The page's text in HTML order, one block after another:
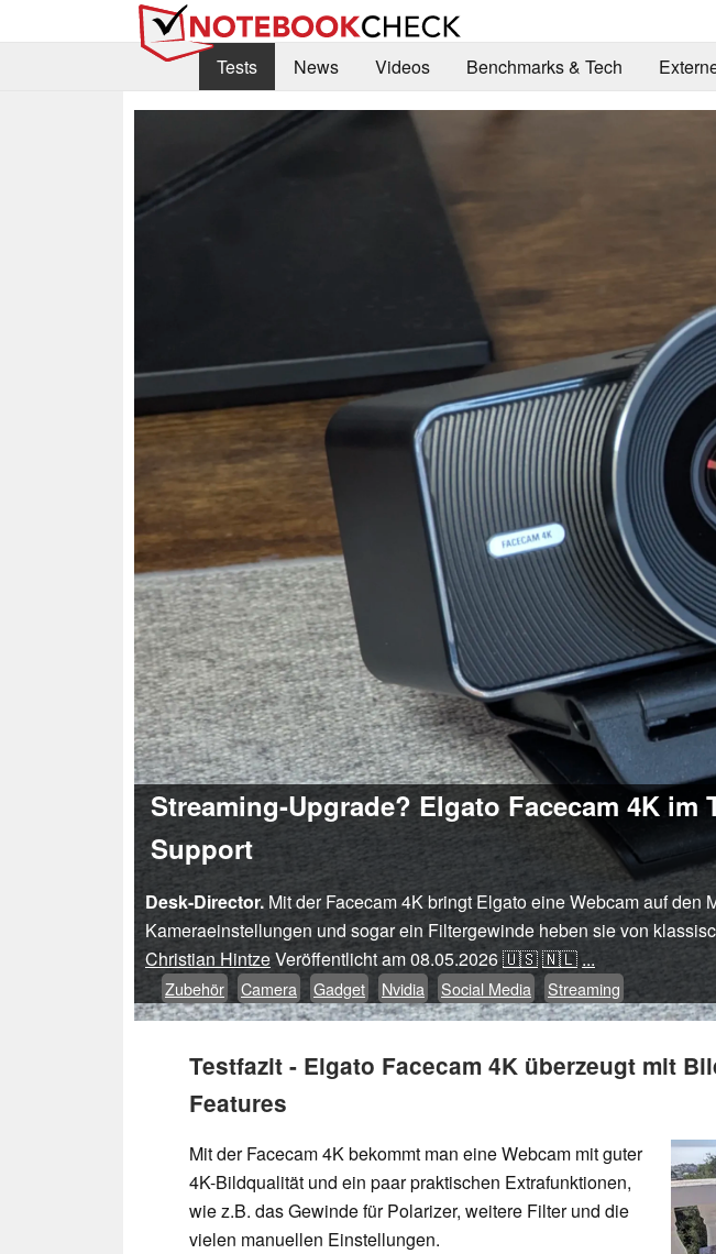
Tests
News Videos Benchmarks & Tech
Streaming-Upgrade? Elgato Facecam 4K
Support
Desk-Director. Mit der Facecam 4K bringt Elgato eine Webcam auf den
Kameraeinstellungen und sogar ein Filtergewinde heben sie von
Christian HintzeVeröffentlicht am08.05.2026🇺🇸🇳🇱 ...
Zubehör Camera Gadget Nvidia Social Media Streaming
Testfazit - Elgato Facecam 4K überzeugt mit
Features
Mit der Facecam 4K bekommt man eine Webcam mit guter
4K-Bildqualität und ein paar praktischen Extrafunktionen,
wie z.B. das Gewinde für Polarizer, weitere Filter und die
vielen manuellen Einstellungen.